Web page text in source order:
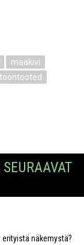
maakivi
näkemystä?